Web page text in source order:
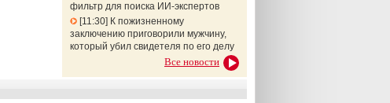
фильтр для поиска ИИ-экспертов
11:30 К пожизненному
заключению приговорили мужчину,
который убил свидетеля по его делу
Все новости